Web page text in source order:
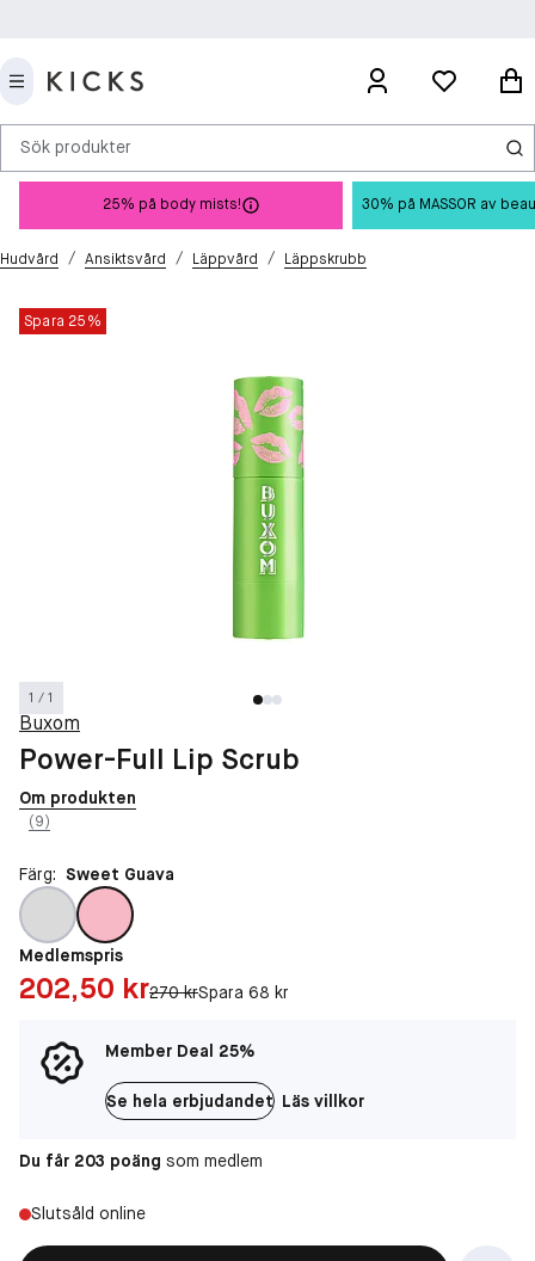
Sök produkter
25% på body mists! 30% på MASSOR av
Hudvård / Ansiktsvård / Läppvård / Läppskrubb
Spara 25%
1 / 1
Buxom
Power-Full Lip Scrub
Om produkten
(9)
Färg: Sweet Guava
Medlemspris
Pris: 202,50 kr
202,50 krOriginal pris:
270 krSpara 68 kr
Member Deal 25%
Se hela erbjudandet Läs villkor
Du får 203 poäng som medlem
Slutsåld online